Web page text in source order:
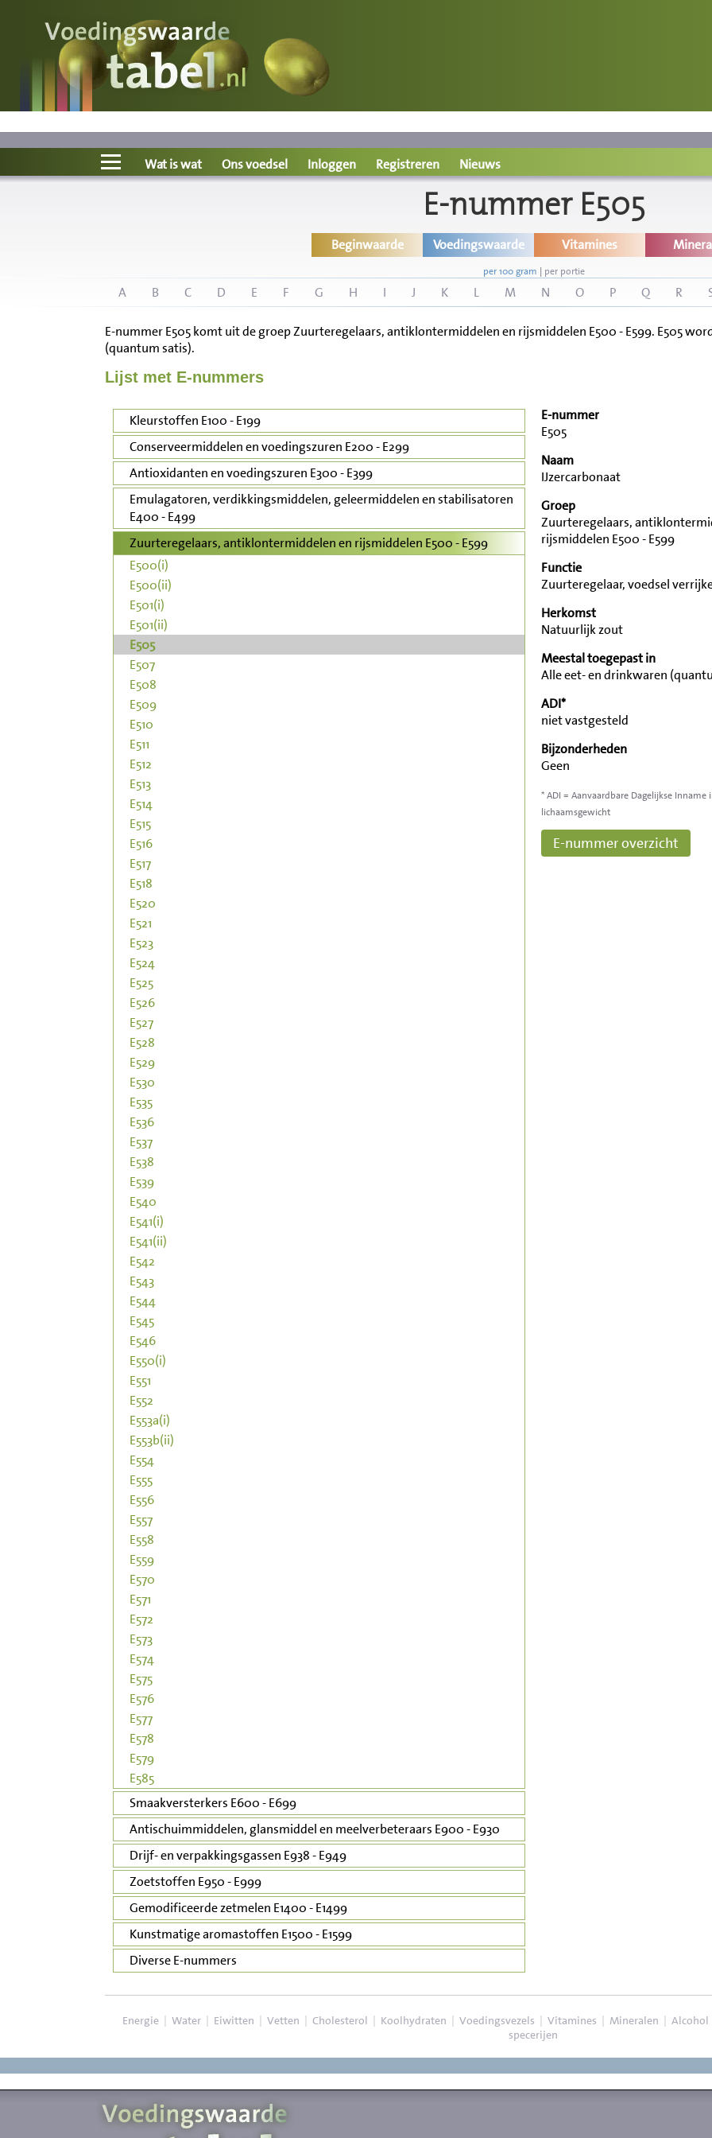
Voedingswaarde
Wat is wat?
Ons voedsel
Registreren
Wat is wat Ons voedsel Inloggen Registreren Nieuws
E-nummer E505
Beginwaarde Voedingswaarde Vitamines
per 100 gram | per portie
A B C D E F G H I J K L M N O P Q R
E-nummer E505 komt uit de groep Zuurteregelaars, antiklontermiddelen en rijsmiddelen E500 - E599. E505
(quantum satis).
Lijst met E-nummers
Kleurstoffen E100 - E199
Conserveermiddelen en voedingszuren E200 - E299
Antioxidanten en voedingszuren E300 - E399
Emulagatoren, verdikkingsmiddelen, geleermiddelen en stabilisatoren
E400 - E499
Zuurteregelaars, antiklontermiddelen en rijsmiddelen E500 - E599
E500(i)
E500(ii)
E501(i)
E501(ii)
E505
E507
E508
E509
E510
E511
E512
E513
E514
E515
E516
E517
E518
E520
E521
E523
E524
E525
E526
E527
E528
E529
E530
E535
E536
E537
E538
E539
E540
E541(i)
E541(ii)
E542
E543
E544
E545
E546
E550(i)
E551
E552
E553a(i)
E553b(ii)
E554
E555
E556
E557
E558
E559
E570
E571
E572
E573
E574
E575
E576
E577
E578
E579
E585
Smaakversterkers E600 - E699
Antischuimmiddelen, glansmiddel en meelverbeteraars E900 - E930
Drijf- en verpakkingsgassen E938 - E949
Zoetstoffen E950 - E999
Gemodificeerde zetmelen E1400 - E1499
Kunstmatige aromastoffen E1500 - E1599
Diverse E-nummers
E-nummer
E505
Naam
IJzercarbonaat
Groep
Zuurteregelaars,
rijsmiddelen E500 - E599
Functie
Zuurteregelaar, voedsel
Herkomst
Natuurlijk zout
Meestal toegepast in
Alle eet- en drinkwaren
ADI*
niet vastgesteld
Bijzonderheden
Geen
* ADI = Aanvaardbare Dagelijkse Inname
lichaamsgewicht
E-nummer overzicht
Energie | Water | Eiwitten | Vetten | Cholesterol | Koolhydraten | Voedingsvezels | Vitamines | Mineralen | Alcohol
specerijen